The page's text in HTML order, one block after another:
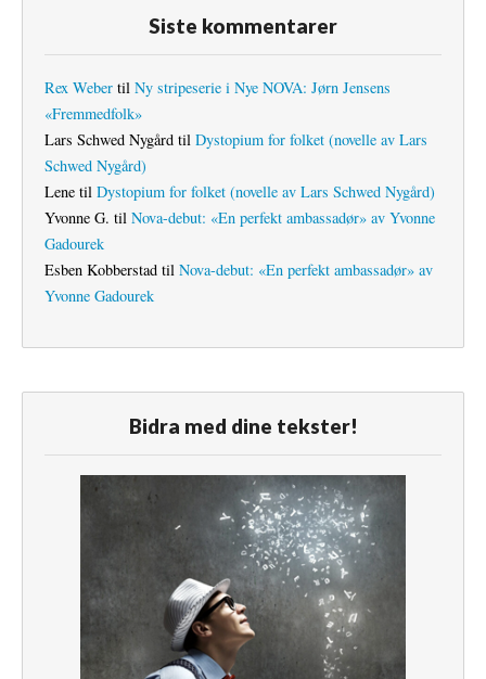
Siste kommentarer
Rex Weber til Ny stripeserie i Nye NOVA: Jørn Jensens
«Fremmedfolk»
Lars Schwed Nygård til Dystopium for folket (novelle av Lars
Schwed Nygård)
Lene til Dystopium for folket (novelle av Lars Schwed Nygård)
Yvonne G. til Nova-debut: «En perfekt ambassadør» av Yvonne
Gadourek
Esben Kobberstad til Nova-debut: «En perfekt ambassadør» av
Yvonne Gadourek
Bidra med dine tekster!